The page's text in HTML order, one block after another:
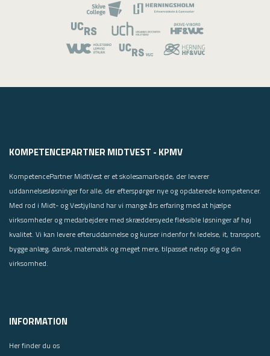
KOMPETENCEPARTNER MIDTVEST - KPMV
KompetencePartner MidtVest er et skolesamarbejde, der leverer
uddannelsesløsninger for alle, der efterspørger nye og opdaterede kompetencer.
Med rod i Midt- og Vestjylland har vi mange års erfaring med at hjælpe
virksomheder og medarbejdere med skræddersyede fleksible løsninger af høj
kvalitet. Vi kan levere efteruddannelse og kurser indenfor fx ledelse, it, transport,
bygge anlæg, dansk, matematik og meget mere, tilpasset netop dig og din
virksomhed.
INFORMATION
Her finder du os